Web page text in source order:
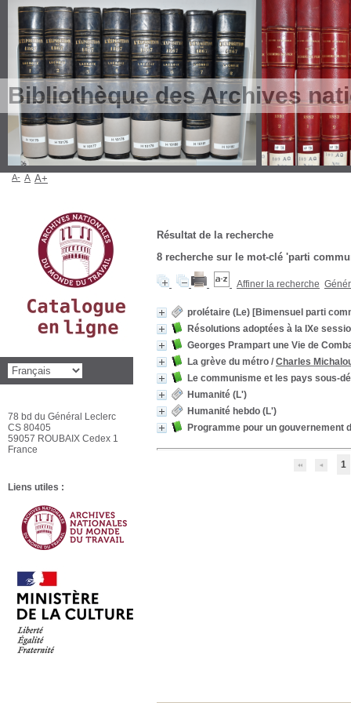
Bibliothèque des Archives
Résultat de la recherche
8 recherche sur le mot-clé 'parti
Affiner la recherche
prolétaire (Le) [Bimensuel parti
Résolutions adoptées à la IXe
Georges Prampart une Vie de
La grève du métro / Charles
Le communisme et les pays sous-
Humanité (L')
Humanité hebdo (L')
Programme pour un gouvernement
1
A- A A+
78 bd du Général Leclerc
CS 80405
59057 ROUBAIX Cedex 1
France
Liens utiles :